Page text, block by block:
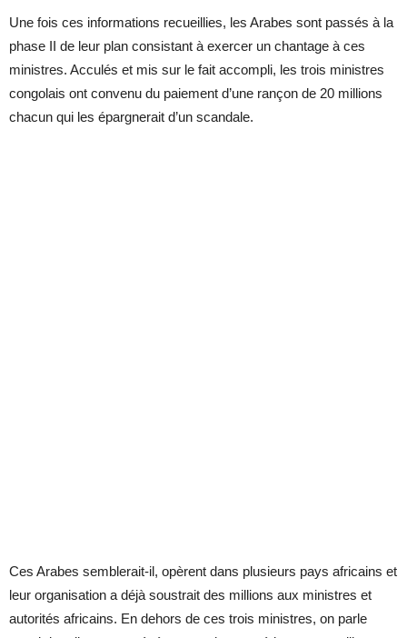
Une fois ces informations recueillies, les Arabes sont passés à la
phase II de leur plan consistant à exercer un chantage à ces
ministres. Acculés et mis sur le fait accompli, les trois ministres
congolais ont convenu du paiement d’une rançon de 20 millions
chacun qui les épargnerait d’un scandale.
Ces Arabes semblerait-il, opèrent dans plusieurs pays africains et
leur organisation a déjà soustrait des millions aux ministres et
autorités africains. En dehors de ces trois ministres, on parle